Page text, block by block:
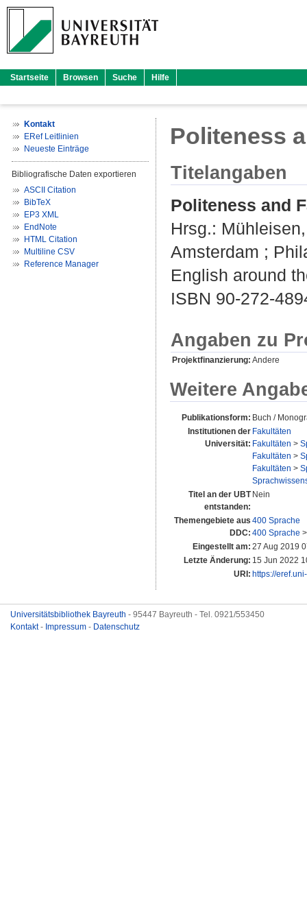
Startseite Browsen Suche Hilfe
Kontakt
ERef Leitlinien
Neueste Einträge
Bibliografische Daten exportieren
ASCII Citation
BibTeX
EP3 XML
EndNote
HTML Citation
Multiline CSV
Reference Manager
Politeness
Titelangaben
Politeness and
Hrsg.:
Amsterdam ;
English around
ISBN 90-272-
Angaben zu
Projektfinanzierung: Andere
Weitere
Publikationsform: Buch /
Institutionen der
Universität:
Fakultäten
Fakultäten >
Fakultäten >
Fakultäten >
Titel an der UBT
entstanden:
Nein
Themengebiete aus
DDC:
400 Sprache
400 Sprache
Eingestellt am: 27 Aug 2019
Letzte Änderung: 15 Jun 2022
URI: https://
Universitätsbibliothek Bayreuth - 95447 Bayreuth - Tel. 0921/553450
Kontakt- Impressum - Datenschutz